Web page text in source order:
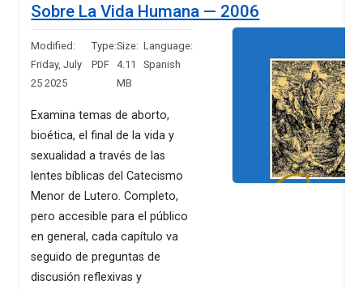
Sobre La Vida Humana — 2006
Modified:
Friday, July
25 2025
Type:
PDF
Size:
4.11
MB
Language:
Spanish
Examina temas de aborto,
bioética, el final de la vida y
sexualidad a través de las
lentes bíblicas del Catecismo
Menor de Lutero. Completo,
pero accesible para el público
en general, cada capítulo va
seguido de preguntas de
discusión reflexivas y